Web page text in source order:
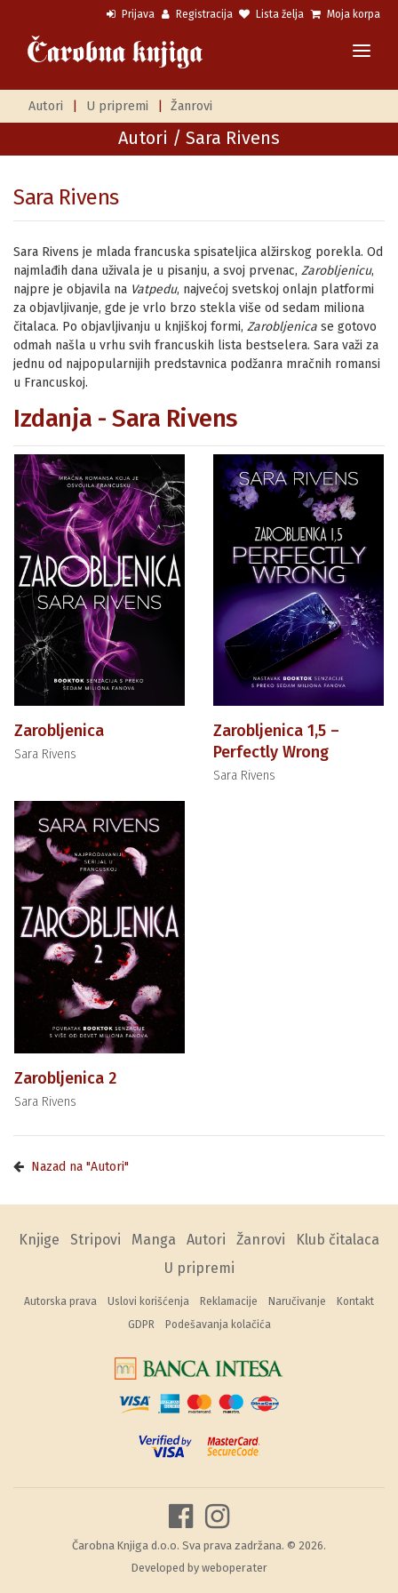
Prijava Registracija Lista želja Moja korpa
Autori U pripremi Žanrovi
Autori / Sara Rivens
Sara Rivens
Sara Rivens je mlada francuska spisateljica alžirskog porekla. Od
najmlađih dana uživala je u pisanju, a svoj prvenac, Zarobljenicu,
najpre je objavila na Vatpedu, najvećoj svetskoj onlajn platformi
za objavljivanje, gde je vrlo brzo stekla više od sedam miliona
čitalaca. Po objavljivanju u knjiškoj formi, Zarobljenica se gotovo
odmah našla u vrhu svih francuskih lista bestselera. Sara važi za
jednu od najpopularnijih predstavnica podžanra mračnih romansi
u Francuskoj.
Izdanja - Sara Rivens
Zarobljenica
Sara Rivens
Zarobljenica 1,5 –
Perfectly Wrong
Sara Rivens
Zarobljenica 2
Sara Rivens
Nazad na "Autori"
Knjige Stripovi Manga Autori Žanrovi
Klub čitalaca
U pripremi
Autorska prava Uslovi korišćenja Reklamacije Naručivanje
Kontakt
GDPR
Podešavanja kolačića
Čarobna Knjiga d.o.o. Sva prava zadržana. © 2026.
Developed by weboperater